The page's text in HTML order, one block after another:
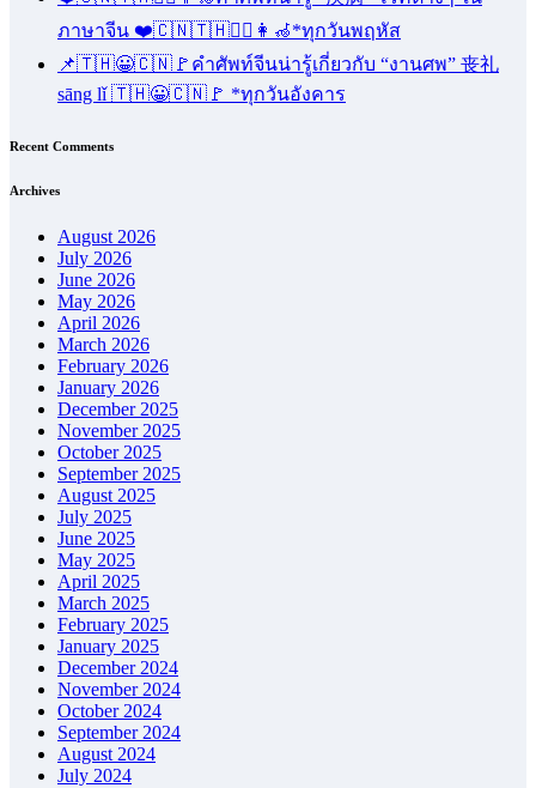
ภาษาจีน ❤️🇨🇳🇹🇭🧑‍⚕️👩‍🦽*ทุกวันพฤหัส
📌🇹🇭😀🇨🇳🚩คำศัพท์จีนน่ารู้เกี่ยวกับ “งานศพ” 丧礼
sāng lǐ 🇹🇭😀🇨🇳🚩 *ทุกวันอังคาร
Recent Comments
Archives
August 2026
July 2026
June 2026
May 2026
April 2026
March 2026
February 2026
January 2026
December 2025
November 2025
October 2025
September 2025
August 2025
July 2025
June 2025
May 2025
April 2025
March 2025
February 2025
January 2025
December 2024
November 2024
October 2024
September 2024
August 2024
July 2024